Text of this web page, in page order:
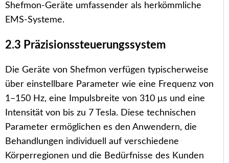
Shefmon-Geräte umfassender als herkömmliche
EMS-Systeme.
2.3 Präzisionssteuerungssystem
Die Geräte von Shefmon verfügen typischerweise
über einstellbare Parameter wie eine Frequenz von
1–150 Hz, eine Impulsbreite von 310 μs und eine
Intensität von bis zu 7 Tesla. Diese technischen
Parameter ermöglichen es den Anwendern, die
Behandlungen individuell auf verschiedene
Körperregionen und die Bedürfnisse des Kunden